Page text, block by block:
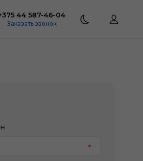
44 587-46-04
Заказать звонок